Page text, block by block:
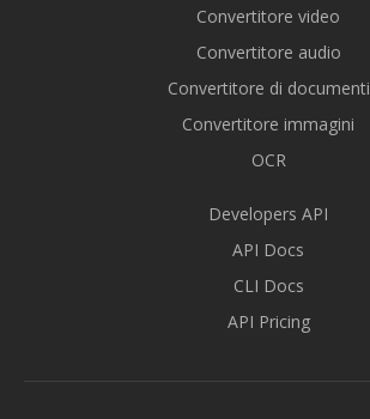
Convertitore video
Convertitore audio
Convertitore di documenti
Convertitore immagini
OCR
Developers API
API Docs
CLI Docs
API Pricing